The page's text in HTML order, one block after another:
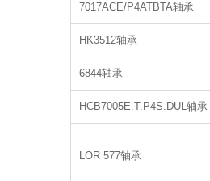
7017ACE/P4ATBTA轴承
HK3512轴承
6844轴承
HCB7005E.T.P4S.DUL轴承
LOR 577轴承